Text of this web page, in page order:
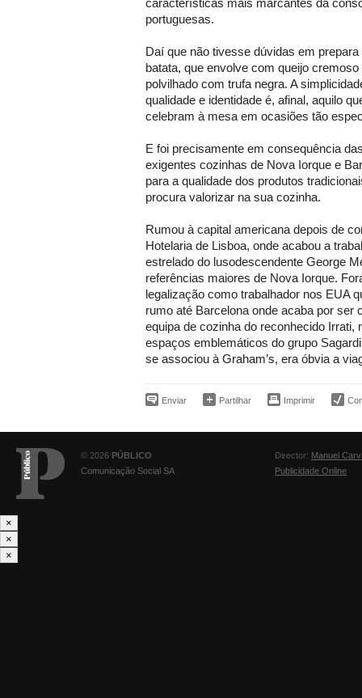
características mais marcantes da
portuguesas.
Daí que não tivesse dúvidas em
batata, que envolve com queijo
polvilhado com trufa negra. A
qualidade e identidade é, afinal, aquilo
celebram à mesa em ocasiões tão
E foi precisamente em consequência
exigentes cozinhas de Nova Iorque e
para a qualidade dos produtos
procura valorizar na sua cozinha.
Rumou à capital americana depois de
Hotelaria de Lisboa, onde acabou a
estrelado do lusodescendente George
referências maiores de Nova Iorque.
legalização como trabalhador nos EUA
rumo até Barcelona onde acaba por ser
equipa de cozinha do reconhecido Irrati,
espaços emblemáticos do grupo
se associou à Graham’s, era óbvia a
Enviar Partilhar Imprimir
© 2026 PÚBLICO
Comunicação Social SA
Director: Manuel
Publicidade Online
×
×
×